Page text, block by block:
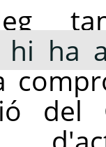
ha
del